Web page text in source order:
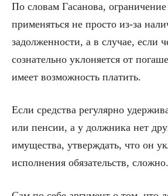
По словам Гасанова,
применяться не просто из-за
задолженности, а в случае, если
сознательно уклоняется от
имеет возможность платить.
Если средства регулярно
или пенсии, а у должника нет
имущества, утверждать, что он
исполнения обязательств, сложно.